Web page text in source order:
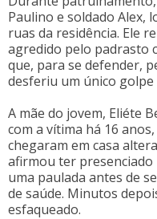
Paulino e soldado Alex,
ruas da residência. Ele
agredido pelo padrasto
que, para se defender,
desferiu um único
A mãe do jovem, Eliéte
com a vítima há 16
chegaram em casa
afirmou ter
uma paulada antes de
de saúde. Minutos
esfaqueado.